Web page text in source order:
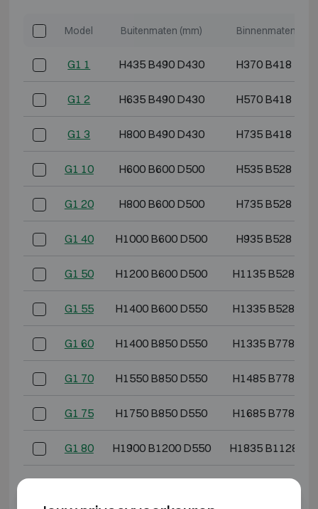
Model Buitenmaten (mm) Binnenmaten
G1 1 H435 B490 D430 H370 B418
G1 2 H635 B490 D430 H570 B418
G1 3 H800 B490 D430 H735 B418
G1 10 H600 B600 D500 H535 B528
G1 20 H800 B600 D500 H735 B528
G1 40 H1000 B600 D500 H935 B528
G1 50 H1200 B600 D500 H1135 B528
G1 55 H1400 B600 D550 H1335 B528
G1 60 H1400 B850 D550 H1335 B778
G1 70 H1550 B850 D550 H1485 B778
G1 75 H1750 B850 D550 H1685 B778
G1 80 H1900 B1200 D550 H1835 B1128